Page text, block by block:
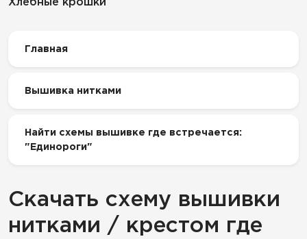
Хлебные крошки
Главная
Вышивка нитками
Найти схемы вышивке где встречается:
"Единороги"
Скачать схему вышивки
нитками / крестом где